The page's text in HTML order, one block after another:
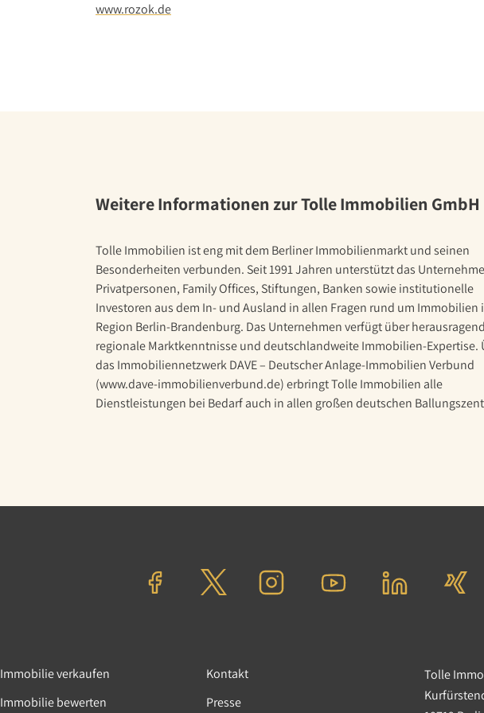
www.rozok.de
Weitere Informationen zur Tolle Immobilien GmbH
Tolle Immobilien ist eng mit dem Berliner Immobilienmarkt und seinen
Besonderheiten verbunden. Seit 1991 Jahren unterstützt das
Privatpersonen, Family Offices, Stiftungen, Banken sowie institutionelle
Investoren aus dem In- und Ausland in allen Fragen rund um Immobilien
Region Berlin-Brandenburg. Das Unternehmen verfügt über
regionale Marktkenntnisse und deutschlandweite Immobilien-Expertise.
das Immobiliennetzwerk DAVE – Deutscher Anlage-Immobilien Verbund
(www.dave-immobilienverbund.de) erbringt Tolle Immobilien alle
Dienstleistungen bei Bedarf auch in allen großen deutschen
Immobilie verkaufen
Immobilie bewerten
Kontakt
Presse
Tolle